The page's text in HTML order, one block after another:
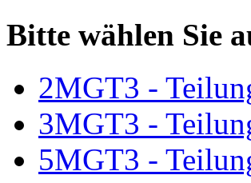
Bitte wählen Sie
2MGT3 -
3MGT3 -
5MGT3 -